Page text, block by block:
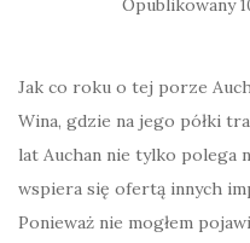
Jak co roku o tej porze
Wina, gdzie na jego półki
lat Auchan nie tylko polega
wspiera się ofertą innych
Ponieważ nie mogłem